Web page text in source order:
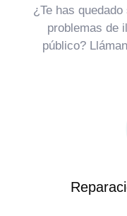
¿Te has
problemas de
público?